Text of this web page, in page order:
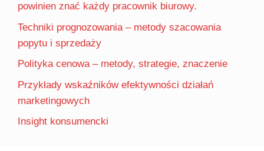
powinien znać każdy pracownik biurowy.
Techniki prognozowania – metody szacowania
popytu i sprzedaży
Polityka cenowa – metody, strategie, znaczenie
Przykłady wskaźników efektywności działań
marketingowych
Insight konsumencki